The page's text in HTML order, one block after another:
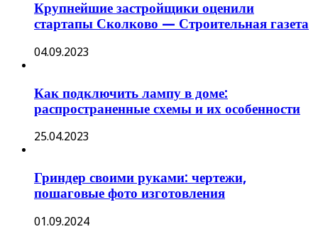
Крупнейшие застройщики оценили
стартапы Сколково — Строительная газета
04.09.2023
Как подключить лампу в доме:
распространенные схемы и их особенности
25.04.2023
Гриндер своими руками: чертежи,
пошаговые фото изготовления
01.09.2024